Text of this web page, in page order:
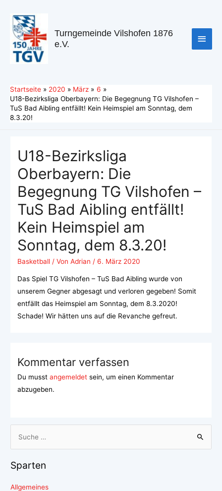
Turngemeinde Vilshofen 1876
e.V.
Startseite 2020 März
6
U18-Bezirksliga Oberbayern: Die Begegnung TG Vilshofen –
TuS Bad Aibling entfällt! Kein Heimspiel am Sonntag, dem
8.3.20!
U18-Bezirksliga
Oberbayern: Die
Begegnung TG Vilshofen –
TuS Bad Aibling entfällt!
Kein Heimspiel am
Sonntag, dem 8.3.20!
Basketball/ Von Adrian / 6. März 2020
Das Spiel TG Vilshofen – TuS Bad Aibling wurde von
unserem Gegner abgesagt und verloren gegeben! Somit
entfällt das Heimspiel am Sonntag, dem 8.3.2020!
Schade! Wir hätten uns auf die Revanche gefreut.
Kommentar verfassen
Du musst angemeldetsein, um einen Kommentar
abzugeben.
Sparten
Allgemeines